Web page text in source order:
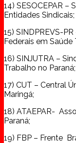
14) SESOCEPAR
Entidades Sindicais;
15) SINDPREVS-
Federais em
16) SINJUTRA –
Trabalho no Paraná;
17) CUT – Central
Maringá;
18) ATAEPAR-
Paraná;
19) FBP – Frente